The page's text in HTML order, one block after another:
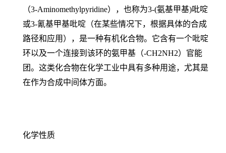
（3-Aminomethylpyridine），也称为3-(氨基甲基)吡啶
或3-氰基甲基吡啶（在某些情况下，根据具体的合成
路径和应用），是一种有机化合物。它含有一个吡啶
环以及一个连接到该环的氨甲基（-CH2NH2）官能
团。这类化合物在化学工业中具有多种用途，尤其是
在作为合成中间体方面。
化学性质